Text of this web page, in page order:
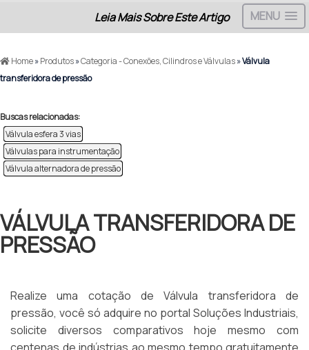
MENU
Home»Produtos»Categoria - Conexões, Cilindros e Válvulas»Válvula
transferidora de pressão
Buscas relacionadas:
Válvula esfera 3 vias
Válvulas para instrumentação
Válvula alternadora de pressão
VÁLVULA TRANSFERIDORA DE
PRESSÃO
Realize uma cotação de Válvula transferidora de
pressão, você só adquire no portal Soluções Industriais,
solicite diversos comparativos hoje mesmo com
Leia Mais Sobre Este Artigo